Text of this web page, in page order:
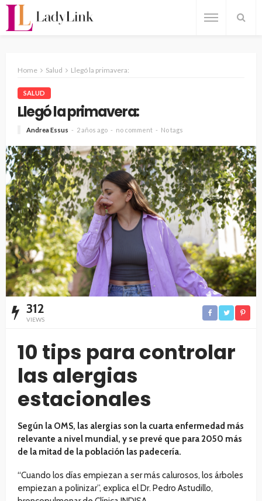
Home Salud Llegó la primavera:
SALUD
Llegó la primavera:
Andrea Essus 2 años ago no comment No tags
312
VIEWS
10 tips para controlar
las alergias
estacionales
Según la OMS, las alergias son la cuarta enfermedad más
relevante a nivel mundial, y se prevé que para 2050 más
de la mitad de la población las padecería.
​“Cuando los días empiezan a ser más calurosos, los árboles
empiezan a polinizar”, explica el Dr. Pedro Astudillo,